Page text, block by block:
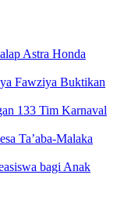
Astra Honda
Fawziya Buktikan
133 Tim Karnaval
Ta’aba-Malaka
bagi Anak